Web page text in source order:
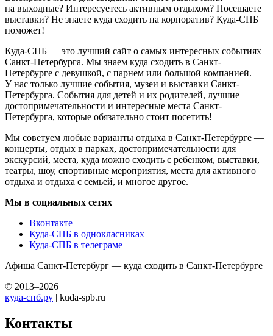
на выходные? Интересуетесь активным отдыхом? Посещаете
выставки? Не знаете куда сходить на корпоратив? Куда-СПБ
поможет!
Куда-СПБ — это лучший сайт о самых интересных событиях
Санкт-Петербурга. Мы знаем куда сходить в Санкт-
Петербурге с девушкой, с парнем или большой компанией.
У нас только лучшие события, музеи и выставки Санкт-
Петербурга. События для детей и их родителей, лучшие
достопримечательности и интересные места Санкт-
Петербурга, которые обязательно стоит посетить!
Мы советуем любые варианты отдыха в Санкт-Петербурге —
концерты, отдых в парках, достопримечательности для
экскурсий, места, куда можно сходить с ребенком, выставки,
театры, шоу, спортивные мероприятия, места для активного
отдыха и отдыха с семьей, и многое другое.
Мы в социальных сетях
Вконтакте
Куда-СПБ в однокласниках
Куда-СПБ в телеграме
Афиша Санкт-Петербург — куда сходить в Санкт-Петербурге
© 2013–2026
куда-спб.ру | kuda-spb.ru
Контакты